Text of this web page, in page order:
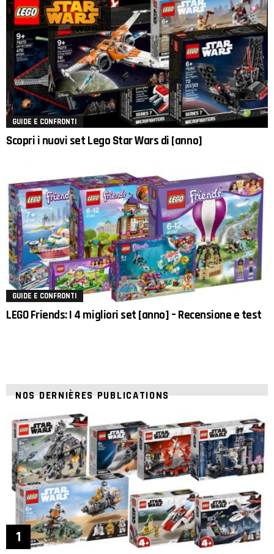
GUIDE E CONFRONTI
Scopri i nuovi set Lego Star Wars di [anno]
GUIDE E CONFRONTI
LEGO Friends: I 4 migliori set [anno] – Recensione e test
NOS DERNIÈRES PUBLICATIONS